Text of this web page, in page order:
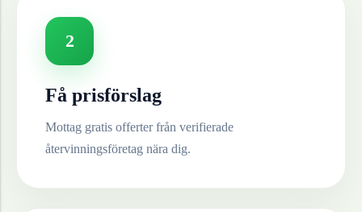
2
Få prisförslag
Mottag gratis offerter från verifierade
återvinningsföretag nära dig.